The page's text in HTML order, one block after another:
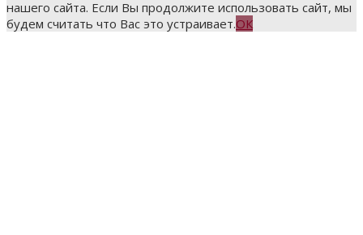
нашего сайта. Если Вы продолжите использовать сайт, мы
будем считать что Вас это устраивает.ОК